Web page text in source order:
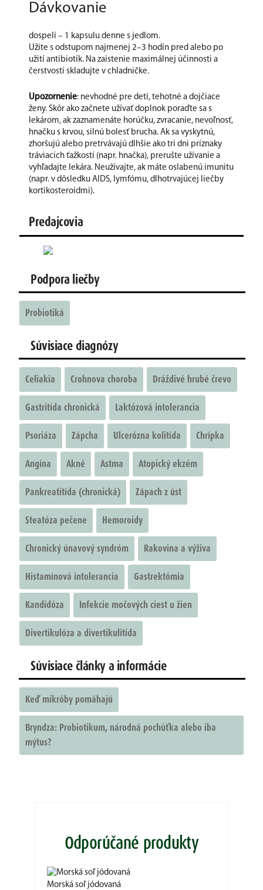
Dávkovanie
dospelí – 1 kapsulu denne s jedlom.
Užite s odstupom najmenej 2–3 hodín pred alebo po
užití antibiotík. Na zaistenie maximálnej účinnosti a
čerstvosti skladujte v chladničke.
Upozornenie: nevhodné pre deti, tehotné a dojčiace
ženy. Skôr ako začnete užívať doplnok poraďte sa s
lekárom, ak zaznamenáte horúčku, zvracanie, nevoľnosť,
hnačku s krvou, silnú bolesť brucha. Ak sa vyskytnú,
zhoršujú alebo pretrvávajú dlhšie ako tri dni príznaky
tráviacich ťažkostí (napr. hnačka), prerušte užívanie a
vyhľadajte lekára. Neužívajte, ak máte oslabenú imunitu
(napr. v dôsledku AIDS, lymfómu, dlhotrvajúcej liečby
kortikosteroidmi).
Predajcovia
Podpora liečby
Probiotiká
Súvisiace diagnózy
Celiakia Crohnova choroba Dráždivé hrubé črevo
Gastritída chronická Laktózová intolerancia
Psoriáza Zápcha Ulcerózna kolitída Chrípka
Angína Akné Astma Atopický ekzém
Pankreatitída (chronická) Zápach z úst
Steatóza pečene Hemoroidy
Chronický únavový syndróm Rakovina a výživa
Histamínová intolerancia Gastrektómia
Kandidóza Infekcie močových ciest u žien
Divertikulóza a divertikulitída
Súvisiace články a informácie
Keď mikróby pomáhajú
Bryndza: Probiotikum, národná pochúťka alebo iba
mýtus?
Odporúčané produkty
Morská soľ jódovaná